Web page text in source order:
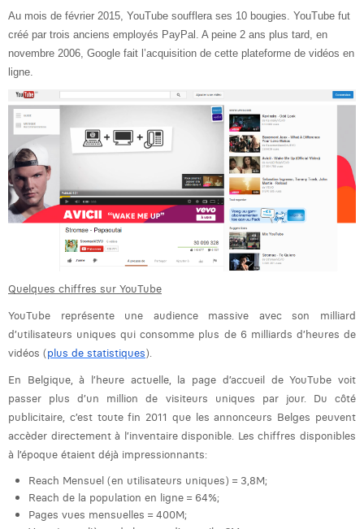
Charlie Deschamps
Dhan Claes
Diane Tremouroux
Edouard Polet
Elio Civalleri
Eliott Pousset
Floriane Defacqz
Glenn Vanderlinden
Jonas Geiregat
Laura Rooseleer
Laura Verhelst
Lena Pignoloni
Leonard Dierickx
Digital Business Consultant NL
Digital Business Intern
Au mois de février 2015, YouTube soufflera ses 10 bougies. YouTube fut
créé par trois anciens employés PayPal. A peine 2 ans plus tard, en
novembre 2006, Google fait l’acquisition de cette plateforme de vidéos en
ligne.
Quelques chiffres sur YouTube
YouTube représente une audience massive avec son milliard
d’utilisateurs uniques qui consomme plus de 6 milliards d’heures de
vidéos (plus de statistiques).
En Belgique, à l’heure actuelle, la page d’accueil de YouTube voit
passer plus d’un million de visiteurs uniques par jour. Du côté
publicitaire, c’est toute fin 2011 que les annonceurs Belges peuvent
accèder directement à l’inventaire disponible. Les chiffres disponibles
à l’époque étaient déjà impressionnants:
Reach Mensuel (en utilisateurs uniques) = 3,8M;
Reach de la population en ligne = 64%;
Pages vues mensuelles = 400M;